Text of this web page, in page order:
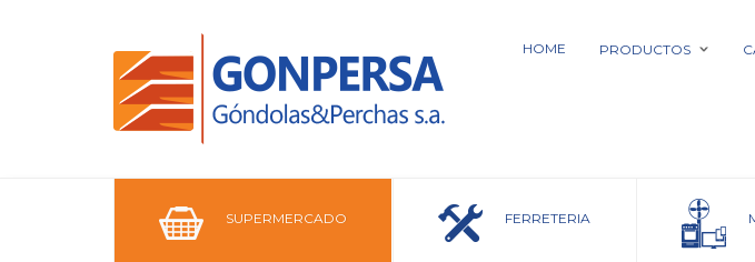
HOME PRODUCTOS
SUPERMERCADO FERRETERIA